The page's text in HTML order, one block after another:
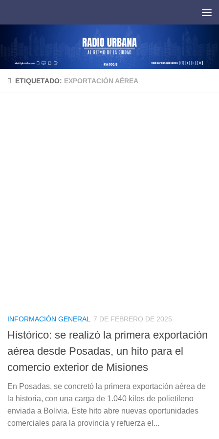
ETIQUETADO: EXPORTACIÓN AÉREA
INFORMACIÓN GENERAL 7 DE FEBRERO DE 2025
Histórico: se realizó la primera exportación
aérea desde Posadas, un hito para el
comercio exterior de Misiones
En Posadas, se concretó la primera exportación aérea de
la historia, con una carga de 1.040 kilos de polietileno
enviada a Bolivia. Este hito abre nuevas oportunidades
comerciales para la provincia y refuerza el...